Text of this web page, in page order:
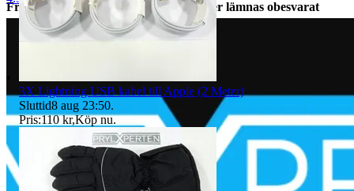
Frågor om vi har skickat varan kommer lämnas obesvarat
under leveranstid.
3X Lightning USB kabel till Apple (2 Meter)
Sluttid8 aug 23:50.
Pris:110 kr,Köp nu.